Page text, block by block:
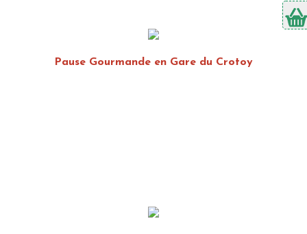
Pause Gourmande en Gare du Crotoy